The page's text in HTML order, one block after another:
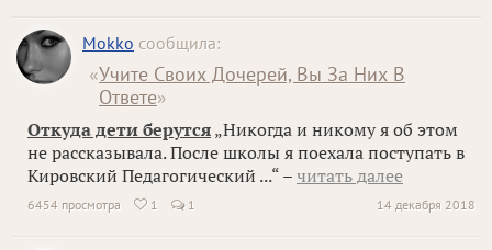
Mokko сообщила:
«Учите Своих Дочерей, Вы За Них В
Ответе»
Откуда дети берутся „Никогда и никому я об этом
не рассказывала. После школы я поехала поступать в
Кировский Педагогический ...“ – читать далее
14 декабря 2018
6454 просмотра  1 1